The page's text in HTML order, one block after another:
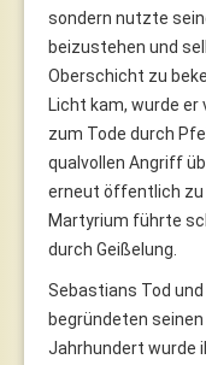
sondern nutzte
beizustehen und
Oberschicht zu
Licht kam, wurde er
zum Tode durch
qualvollen Angriff
erneut öffentlich zu
Martyrium führte
durch Geißelung.
Sebastians Tod
begründeten
Jahrhundert wurde